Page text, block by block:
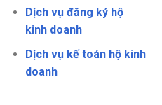
Dịch vụ đăng ký hộ
kinh doanh
Dịch vụ kế toán hộ kinh
doanh